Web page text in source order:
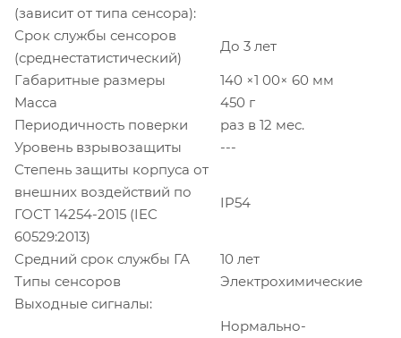
(зависит от типа сенсора):
Срок службы сенсоров
(среднестатистический)
До 3 лет
Габаритные размеры
140 ×1 00× 60 мм
Масса
450 г
Периодичность поверки
раз в 12 мес.
Уровень взрывозащиты
---
Степень защиты корпуса от
внешних воздействий по
ГОСТ 14254-2015 (IEC
60529:2013)
IP54
Средний срок службы ГА
10 лет
Типы сенсоров
Электрохимические
Выходные сигналы:
Нормально-